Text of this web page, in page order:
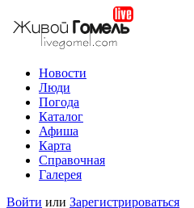
Новости
Люди
Погода
Каталог
Афиша
Карта
Справочная
Галерея
Войти или Зарегистрироваться